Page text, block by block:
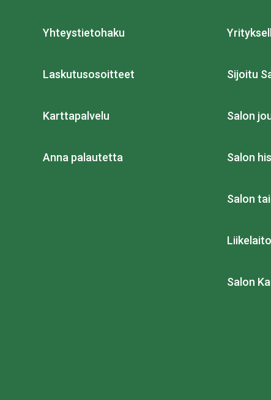
Yhteystietohaku
Laskutusosoitteet
Karttapalvelu
Anna palautetta
Sijoitu
Salon
Salon
Salon
Salon